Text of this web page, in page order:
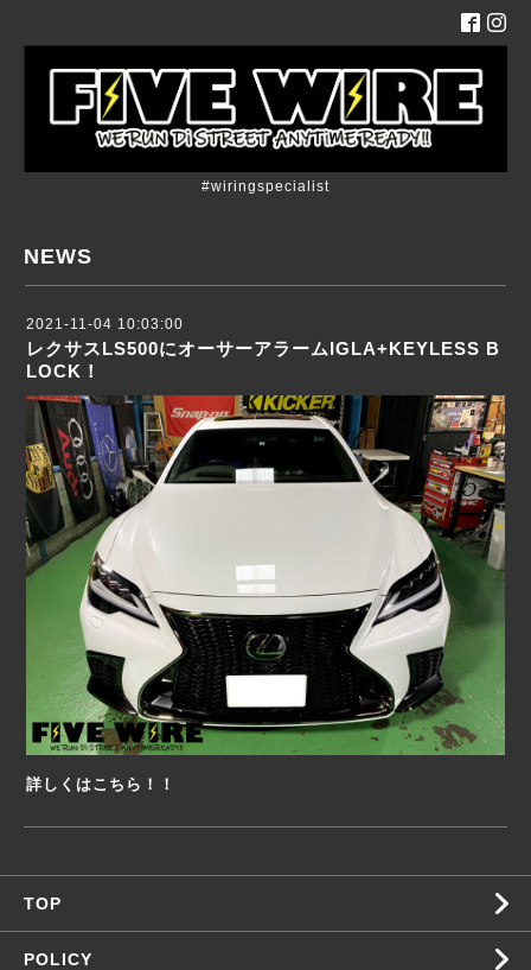
#wiringspecialist
NEWS
2021-11-04 10:03:00
レクサスLS500にオーサーアラームIGLA+KEYLESS B
LOCK！
詳しくはこちら！！
TOP
POLICY